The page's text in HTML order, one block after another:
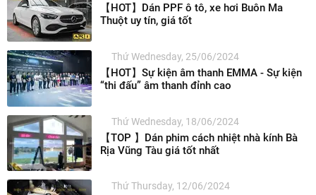
【HOT】Dán PPF ô tô, xe hơi Buôn Ma
Thuột uy tín, giá tốt
Thứ Wednesday, 25/06/2024
【HOT】Sự kiện âm thanh EMMA - Sự kiện
“thi đấu” âm thanh đỉnh cao
Thứ Wednesday, 18/06/2024
【TOP 】Dán phim cách nhiệt nhà kính Bà
Rịa Vũng Tàu giá tốt nhất
Thứ Thursday, 12/06/2024